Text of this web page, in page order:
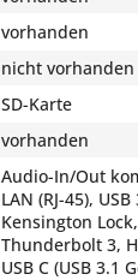
vorhanden
nicht vorhanden
SD-Karte
vorhanden
Audio-In/Out
LAN (RJ-45), USB
Kensington
Thunderbolt 3,
USB C (USB 3.1